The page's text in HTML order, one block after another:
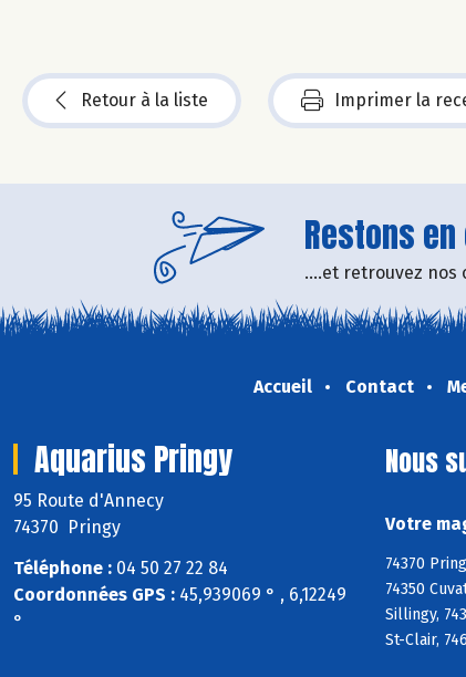
Retour à la liste Imprimer la
Restons
....et retrouvez nos
Accueil Contact
Aquarius Pringy
95 Route d'Annecy
74370 Pringy
Téléphone : 04 50 27 22 84
Coordonnées GPS : 45,939069 ° , 6,12249
°
Nous
Votre
74370
74350
Sillingy,
St-Clair,